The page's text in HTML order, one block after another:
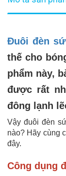
Đuôi đèn
thế cho
phẩm này,
được rất
đông lạnh
Vậy đuôi đèn
nào? Hãy cùng
đây.
Công dụng